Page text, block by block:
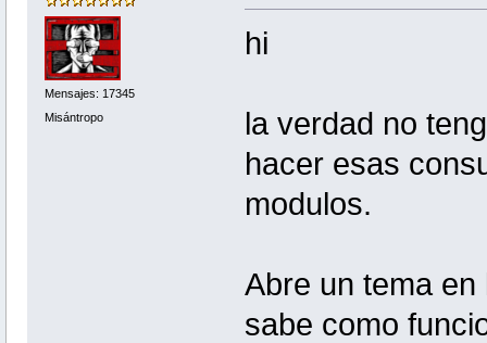
Mensajes: 17345
Misántropo
hi
la verdad no
hacer esas
modulos.
Abre un tema
sabe como